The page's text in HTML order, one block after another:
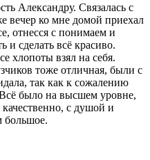
Александру. Связалась с
вечер ко мне домой приехал
отнесся с понимаем и
и сделать всё красиво.
хлопоты взял на себя.
тоже отличная, были с
так как к сожалению
было на высшем уровне,
с душой и
большое.